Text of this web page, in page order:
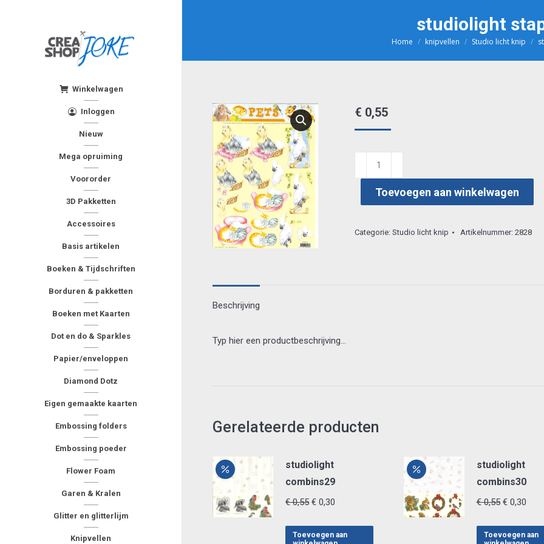
Winkelwagen
Inloggen
Nieuw
Mega opruiming
Voororder
3D Pakketten
Accessoires
Basis artikelen
Boeken & Tijdschriften
Borduren & pakketten
Boeken met Kaarten
Dot en do & Sparkles
Papier/enveloppen
Diamond Dotz
Eigen gemaakte kaarten
Embossing folders
Embossing poeder
Flower Foam
Garen & Kralen
Glitter en glitterlijm
Knipvellen
studiolight
Je bent hier:
Home knipvellen Studio licht knip
€ 0,55
studiolight
stap
Toevoegen aan winkelwagen
Categorie: Studio licht knip Artikelnummer: 2828
Beschrijving
Typ hier een productbeschrijving…
Gerelateerde producten
studiolight
combins29
€0,55 Oorspronkelijke
was:
€ 0,30
is:
Toevoegen aan
studiolight
combins30
€0,55
was:
€0,30
is:
Toevoegen aan